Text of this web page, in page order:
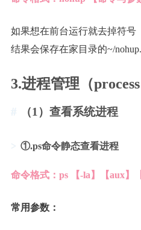
如果想在前台运行就去掉符号
结果会保存在家目录的~/
3.进程管理（process
（1）查看系统进程
①.ps命令静态查看进程
命令格式：ps 【-la】【aux】
常用参数：